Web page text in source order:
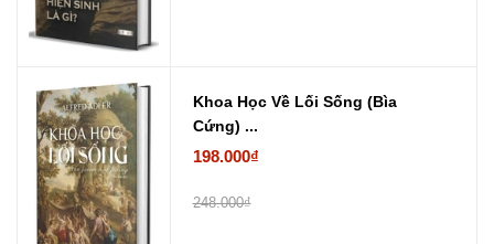
Khoa Học Về Lối Sống (Bìa
Cứng) ...
198.000₫
248.000₫